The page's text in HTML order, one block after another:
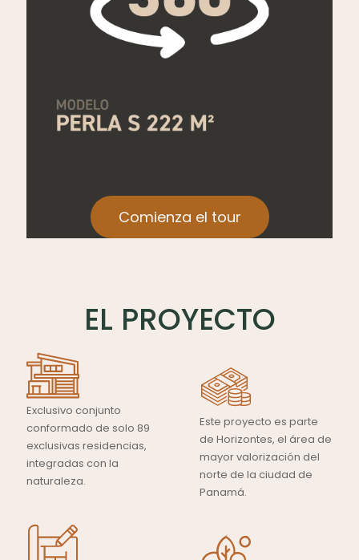
Comienza el tour
EL PROYECTO
Exclusivo conjunto
conformado de solo 89
exclusivas residencias,
integradas con la
naturaleza.
Este proyecto es parte
de Horizontes, el área de
mayor valorización del
norte de la ciudad de
Panamá.